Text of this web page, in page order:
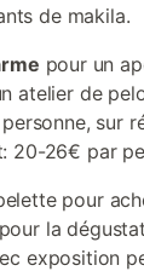
de makila.
pour un
atelier de
sur
20-26€ par
pour
la
exposition